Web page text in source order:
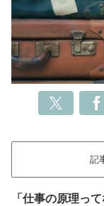
記
「仕事の原理って